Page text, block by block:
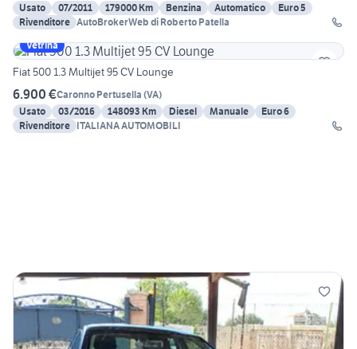
Usato
07/2011 179000 Km Benzina Automatico
Euro 5
Rivenditore AutoBrokerWeb di Roberto Patella
Vetrina
Fiat 500 1.3 Multijet 95 CV Lounge
6.900 €Caronno Pertusella (VA)
Usato
03/2016 148093 Km Diesel Manuale
Euro 6
Rivenditore ITALIANA AUTOMOBILI